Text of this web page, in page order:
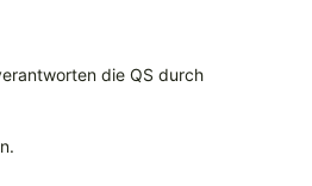
die QS durch